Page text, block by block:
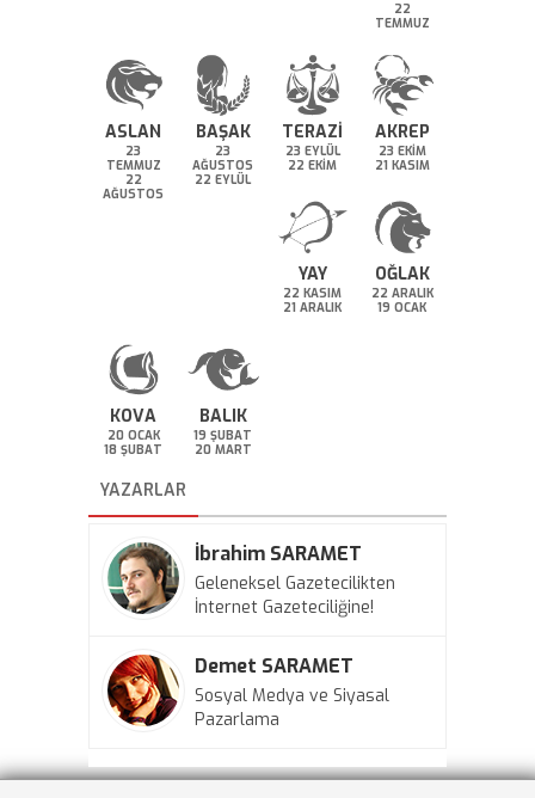
22
TEMMUZ
ASLAN
23
TEMMUZ
22
AĞUSTOS
BAŞAK
23
AĞUSTOS
22 EYLÜL
TERAZİ
23 EYLÜL
22 EKİM
AKREP
23 EKİM
21 KASIM
YAY
22 KASIM
21 ARALIK
OĞLAK
22 ARALIK
19 OCAK
KOVA
20 OCAK
18 ŞUBAT
BALIK
19 ŞUBAT
20 MART
YAZARLAR
İbrahim SARAMET
Geleneksel Gazetecilikten
İnternet Gazeteciliğine!
Demet SARAMET
Sosyal Medya ve Siyasal
Pazarlama